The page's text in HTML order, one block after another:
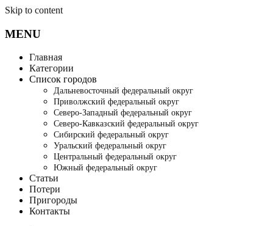
Skip to content
MENU
Главная
Категории
Список городов
Дальневосточный федеральный округ
Приволжский федеральный округ
Северо-Западный федеральный округ
Северо-Кавказский федеральный округ
Сибирский федеральный округ
Уральский федеральный округ
Центральный федеральный округ
Южный федеральный округ
Статьи
Потери
Пригороды
Контакты